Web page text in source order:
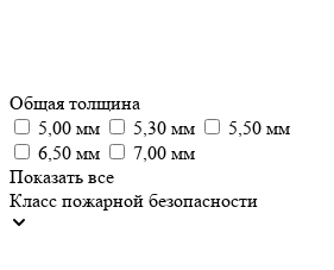
Общая толщина
5,00 мм
5,30 мм
5,50 мм
6,50 мм
7,00 мм
Показать все
Класс пожарной безопасности